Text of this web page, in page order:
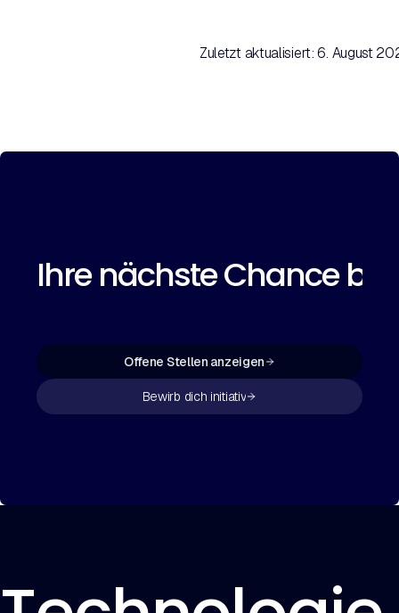
Zuletzt aktualisiert: 6. August
Ihre nächste Chance
Offene Stellen anzeigen
Bewirb dich initiativ